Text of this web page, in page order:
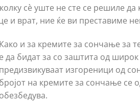
сè уште не сте се решиле
и врат, ние ќе ви преставиме
и за кремите за сончање за
да бидат за со заштита од
изгореници од
на кремите за сончање се